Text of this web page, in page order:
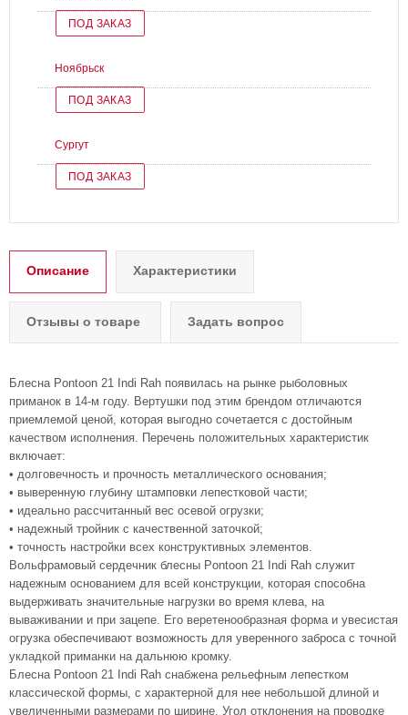
ПОД ЗАКАЗ
Ноябрьск
ПОД ЗАКАЗ
Сургут
ПОД ЗАКАЗ
Описание Характеристики
Отзывы о товаре Задать вопрос
Блесна Pontoon 21 Indi Rah появилась на рынке рыболовных
приманок в 14-м году. Вертушки под этим брендом отличаются
приемлемой ценой, которая выгодно сочетается с достойным
качеством исполнения. Перечень положительных характеристик
включает:
• долговечность и прочность металлического основания;
• выверенную глубину штамповки лепестковой части;
• идеально рассчитанный вес осевой огрузки;
• надежный тройник с качественной заточкой;
• точность настройки всех конструктивных элементов.
Вольфрамовый сердечник блесны Pontoon 21 Indi Rah служит
надежным основанием для всей конструкции, которая способна
выдерживать значительные нагрузки во время клева, на
вываживании и при зацепе. Его веретенообразная форма и увесистая
огрузка обеспечивают возможность для уверенного заброса с точной
укладкой приманки на дальнюю кромку.
Блесна Pontoon 21 Indi Rah снабжена рельефным лепестком
классической формы, с характерной для нее небольшой длиной и
увеличенными размерами по ширине. Угол отклонения на проводке